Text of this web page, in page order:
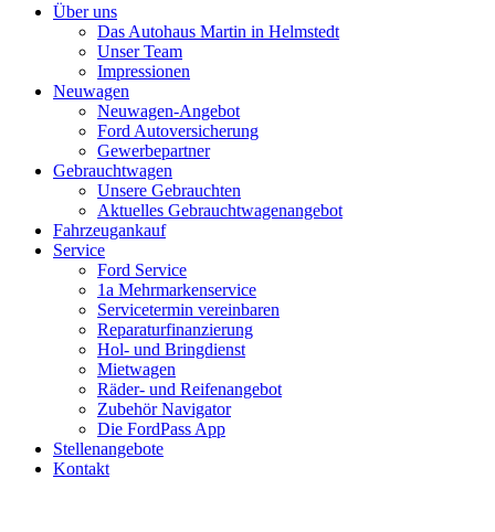
Über uns
Das Autohaus Martin in Helmstedt
Unser Team
Impressionen
Neuwagen
Neuwagen-Angebot
Ford Autoversicherung
Gewerbepartner
Gebrauchtwagen
Unsere Gebrauchten
Aktuelles Gebrauchtwagenangebot
Fahrzeugankauf
Service
Ford Service
1a Mehrmarkenservice
Servicetermin vereinbaren
Reparaturfinanzierung
Hol- und Bringdienst
Mietwagen
Räder- und Reifenangebot
Zubehör Navigator
Die FordPass App
Stellenangebote
Kontakt